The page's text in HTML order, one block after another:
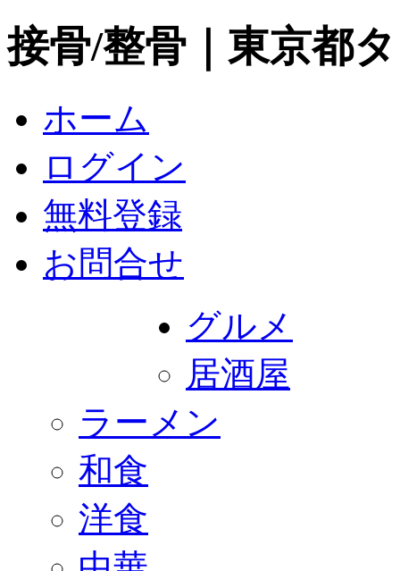
接骨/整骨｜東京都
ホーム
ログイン
無料登録
お問合せ
グルメ
居酒屋
ラーメン
和食
洋食